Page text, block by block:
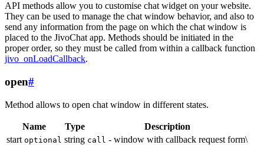
API methods allow you to customise chat widget on your website.
They can be used to manage the chat window behavior, and also to
send any information from the page on which the chat window is
placed to the JivoChat app. Methods should be initiated in the
proper order, so they must be called from within a callback function
jivo_onLoadCallback.
open#
Method allows to open chat window in different states.
Name Type
Description
start optional string call - window with callback request form\